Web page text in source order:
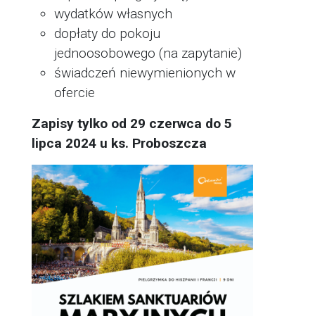
wydatków własnych
dopłaty do pokoju
jednoosobowego (na zapytanie)
świadczeń niewymienionych w
ofercie
Zapisy tylko od 29 czerwca do 5
lipca 2024 u ks. Proboszcza